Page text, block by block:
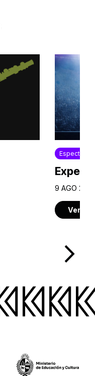
9 AGO
Ver
arrow_forward_ios